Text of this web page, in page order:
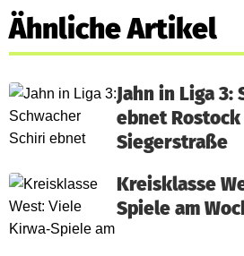
Ähnliche Artikel
Jahn in Liga 3:
ebnet
Siegerstraße
Kreisklasse
Spiele am